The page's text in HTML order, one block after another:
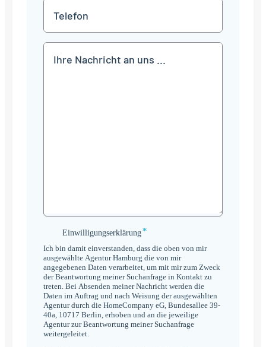
Einwilligungserklärung
Einwilligungserklärung*
Ich bin damit einverstanden, dass die oben von mir
ausgewählte Agentur Hamburg die von mir
angegebenen Daten verarbeitet, um mit mir zum Zweck
der Beantwortung meiner Suchanfrage in Kontakt zu
treten. Bei Absenden meiner Nachricht werden die
Daten im Auftrag und nach Weisung der ausgewählten
Agentur durch die HomeCompany eG, Bundesallee 39-
40a, 10717 Berlin, erhoben und an die jeweilige
Agentur zur Beantwortung meiner Suchanfrage
weitergeleitet.